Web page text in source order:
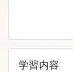
学習内容